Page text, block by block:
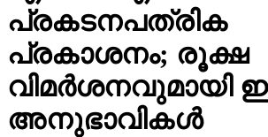
പ്രകടനപത്രിക
പ്രകാശനം; രൂക്ഷ
വിമര്‍ശനവുമായി
അനുഭാവികൾ